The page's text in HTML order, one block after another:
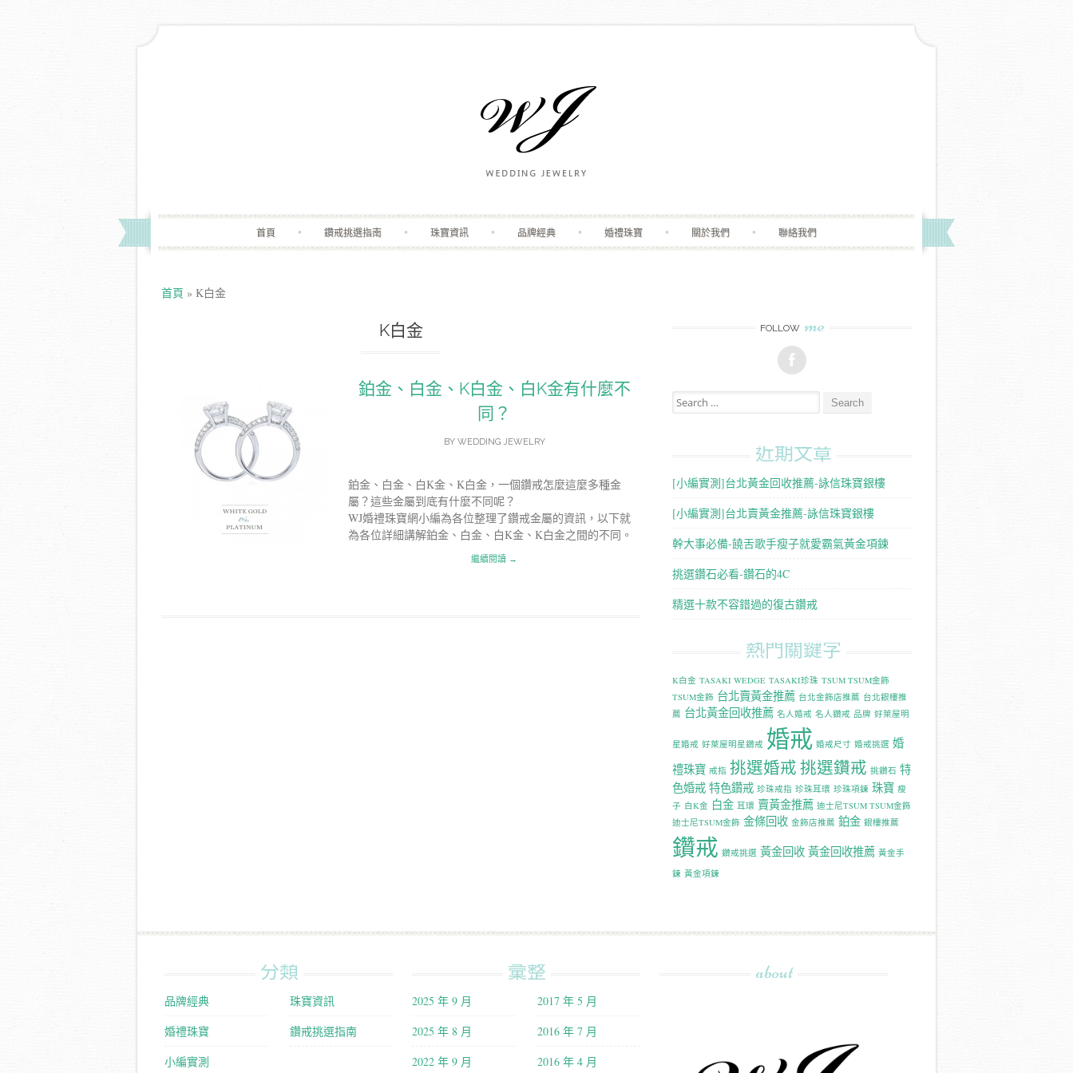
首頁 鑽戒挑選指南 珠寶資訊 品牌經典 婚禮珠寶 關於我們 聯絡我們
首頁 » K白金
K白金
鉑金、白金、K白金、白K金有什麼不
同？
BY WEDDING JEWELRY
鉑金、白金、白K金、K白金，一個鑽戒怎麼這麼多種金
屬？這些金屬到底有什麼不同呢？
WJ婚禮珠寶網小編為各位整理了鑽戒金屬的資訊，以下就
為各位詳細講解鉑金、白金、白K金、K白金之間的不同。
繼續閱讀 →
FOLLOW me
Search for:
近期文章
[小編實測]台北黃金回收推薦-詠信珠寶銀樓
[小編實測]台北賣黃金推薦-詠信珠寶銀樓
幹大事必備-饒舌歌手瘦子就愛霸氣黃金項鍊
挑選鑽石必看-鑽石的4C
精選十款不容錯過的復古鑽戒
熱門關鍵字
K白金 TASAKI WEDGE TASAKI珍珠 TSUM TSUM金飾
TSUM金飾 台北賣黃金推薦 台北金飾店推薦 台北銀樓推
薦 台北黃金回收推薦 名人婚戒 名人鑽戒 品牌 好萊屋明
星婚戒 好萊屋明星鑽戒 婚戒 婚戒尺寸 婚戒挑選 婚
禮珠寶 戒指 挑選婚戒挑選鑽戒 挑鑽石 特
色婚戒 特色鑽戒 珍珠戒指 珍珠耳環 珍珠項鍊 珠寶 瘦
子 白K金 白金 耳環 賣黃金推薦 迪士尼TSUM TSUM金飾
迪士尼TSUM金飾 金條回收 金飾店推薦 鉑金 銀樓推薦
鑽戒 鑽戒挑選 黃金回收 黃金回收推薦 黃金手
鍊 黃金項鍊
分類
品牌經典
婚禮珠寶
小編實測
珠寶資訊
鑽戒挑選指南
彙整
2025 年 9 月
2025 年 8 月
2022 年 9 月
2017 年 5 月
2016 年 7 月
2016 年 4 月
about